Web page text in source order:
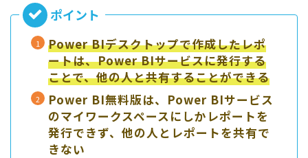
Power BIデスクトップで作成したレポ
ートは、Power BIサービスに発行する
ことで、他の人と共有することができる
Power BI無料版は、Power BIサービス
のマイワークスペースにしかレポートを
発行できず、他の人とレポートを共有で
きない